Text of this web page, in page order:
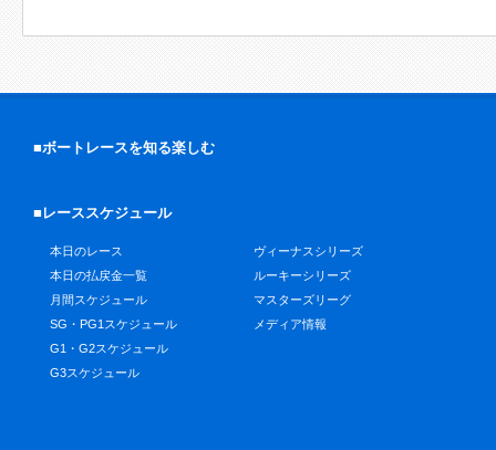
■ボートレースを知る楽しむ
■レーススケジュール
本日のレース
本日の払戻金一覧
月間スケジュール
SG・PG1スケジュール
G1・G2スケジュール
G3スケジュール
ヴィーナスシリーズ
ルーキーシリーズ
マスターズリーグ
メディア情報